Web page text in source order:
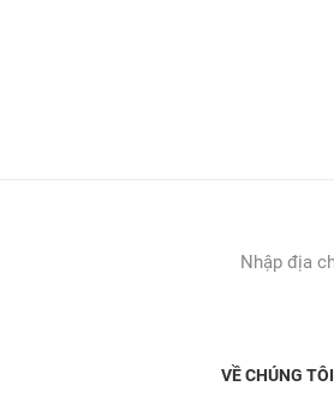
VỀ CHÚNG TÔI